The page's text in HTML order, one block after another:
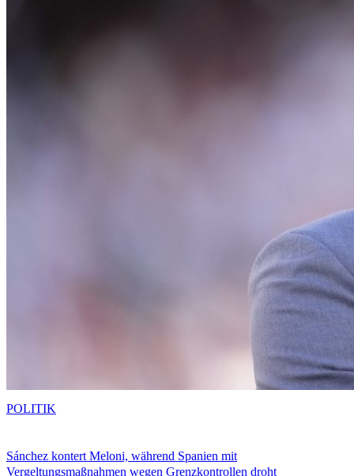
Sánchez kontert Meloni, während Spanien mit
Vergeltungsmaßnahmen wegen Grenzkontrollen droht
POLITIK